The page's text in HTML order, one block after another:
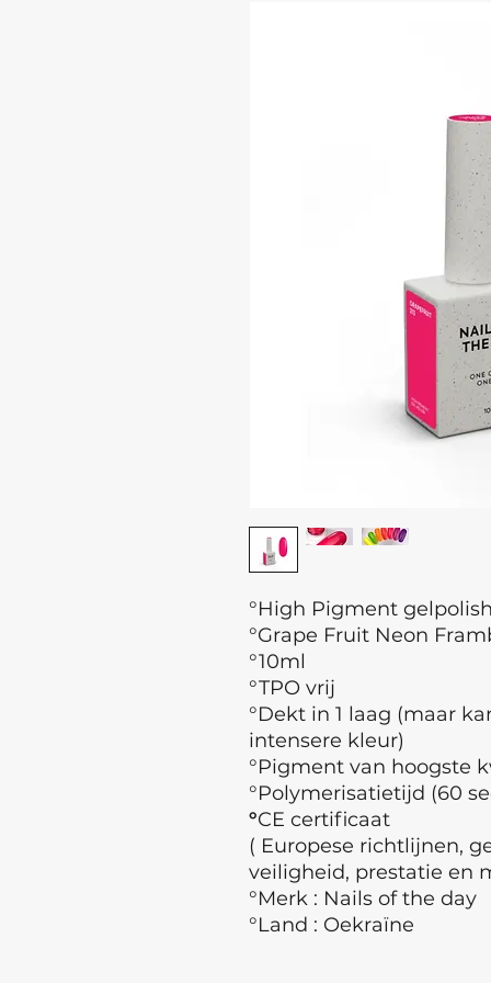
°High Pigment gelpolish
°Grape Fruit Neon
°10ml
°TPO vrij
°Dekt in 1 laag (maar
intensere kleur)
°Pigment van hoogste
°Polymerisatietijd (60
°CE certificaat
( Europese richtlijnen,
veiligheid, prestatie en
°Merk : Nails of the day
°Land : Oekraïne